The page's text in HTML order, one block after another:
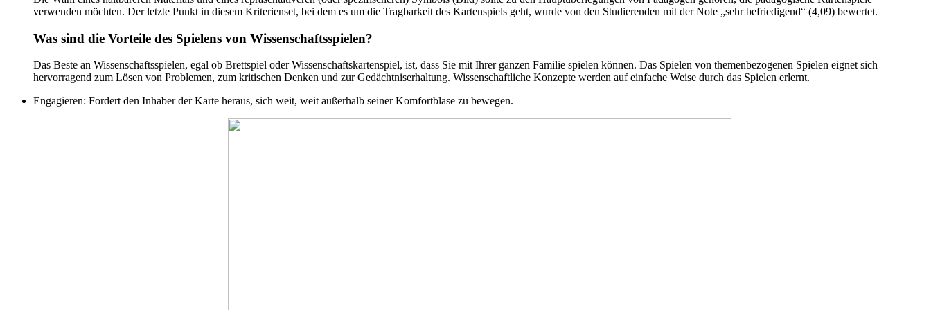
verwenden möchten. Der letzte Punkt in diesem Kriterienset, bei dem es um die Tragbarkeit des Kartenspiels geht, wurde von den Studierenden mit der Note „sehr befriedigend“ (4,09) bewertet.
Was sind die Vorteile des Spielens von Wissenschaftsspielen?
Das Beste an Wissenschaftsspielen, egal ob Brettspiel oder Wissenschaftskartenspiel, ist, dass Sie mit Ihrer ganzen Familie spielen können. Das Spielen von themenbezogenen Spielen eignet sich
hervorragend zum Lösen von Problemen, zum kritischen Denken und zur Gedächtniserhaltung. Wissenschaftliche Konzepte werden auf einfache Weise durch das Spielen erlernt.
Engagieren: Fordert den Inhaber der Karte heraus, sich weit, weit außerhalb seiner Komfortblase zu bewegen.